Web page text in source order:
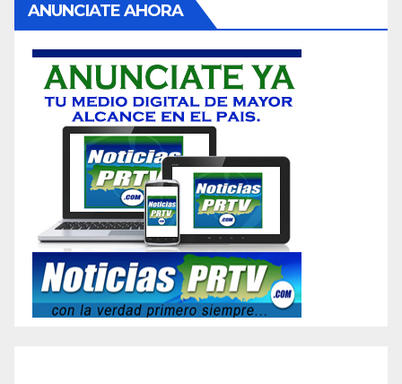
ANUNCIATE AHORA